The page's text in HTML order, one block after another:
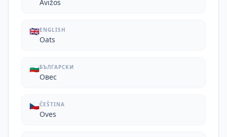
Avižos
🇬🇧ENGLISH
Oats
🇧🇬БЪЛГАРСКИ
Овес
🇨🇿ČEŠTINA
Oves